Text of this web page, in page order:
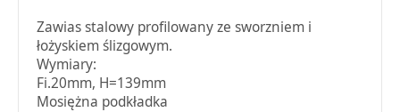
Zawias stalowy profilowany ze sworzniem i
łożyskiem ślizgowym.
Wymiary:
Fi.20mm, H=139mm
Mosiężna podkładka